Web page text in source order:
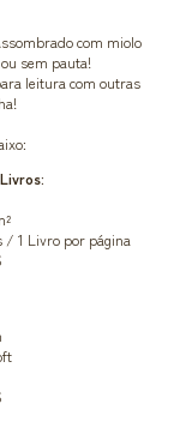
com miolo
sem pauta!
leitura com outras
/ 1 Livro por página